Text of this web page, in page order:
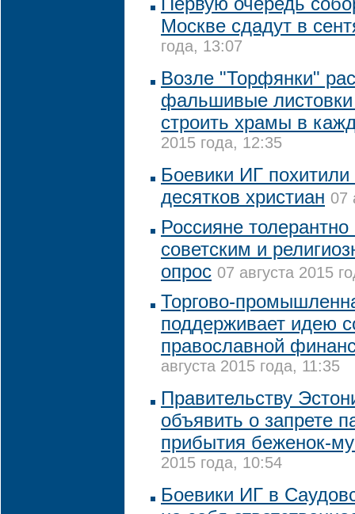
Москве сдадут в
года, 13:07
Возле "Торфянки"
фальшивые
строить храмы в
2015 года, 12:35
Боевики ИГ
десятков христиан 07
Россияне толерантно
советским и
опрос 07 августа 2015
Торгово-
поддерживает идею
православной
августа 2015 года, 11:35
Правительству
объявить о запрете
прибытия беженок-
2015 года, 10:54
Боевики ИГ в